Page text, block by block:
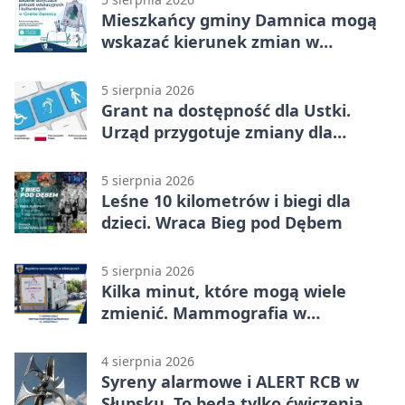
Mieszkańcy gminy Damnica mogą
wskazać kierunek zmian w
5 sierpnia 2026
Grant na dostępność dla Ustki.
Urząd przygotuje zmiany dla
5 sierpnia 2026
Leśne 10 kilometrów i biegi dla
dzieci. Wraca Bieg pod Dębem
5 sierpnia 2026
Kilka minut, które mogą wiele
zmienić. Mammografia w
4 sierpnia 2026
Syreny alarmowe i ALERT RCB w